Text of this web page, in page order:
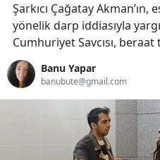
Şarkıcı Çağatay Akman’ın,
yönelik darp iddiasıyla
Cumhuriyet Savcısı,
Banu Yapar
banubute@gmail.com